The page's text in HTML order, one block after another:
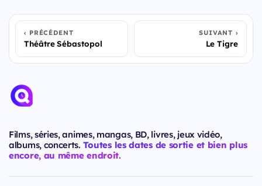
PRÉCÉDENT
Théâtre Sébastopol
SUIVANT
Le Tigre
Films, séries, animes, mangas, BD, livres, jeux vidéo,
albums, concerts. Toutes les dates de sortie et bien plus
encore, au même endroit.